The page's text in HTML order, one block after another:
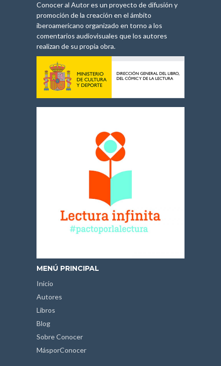
Conocer al Autor es un proyecto de difusión y
promoción de la creación en el ámbito
iberoamericano organizado en torno a los
comentarios audiovisuales que los autores
realizan de su propia obra.
MENÚ PRINCIPAL
Inicio
Autores
Libros
Blog
Sobre Conocer
MásporConocer